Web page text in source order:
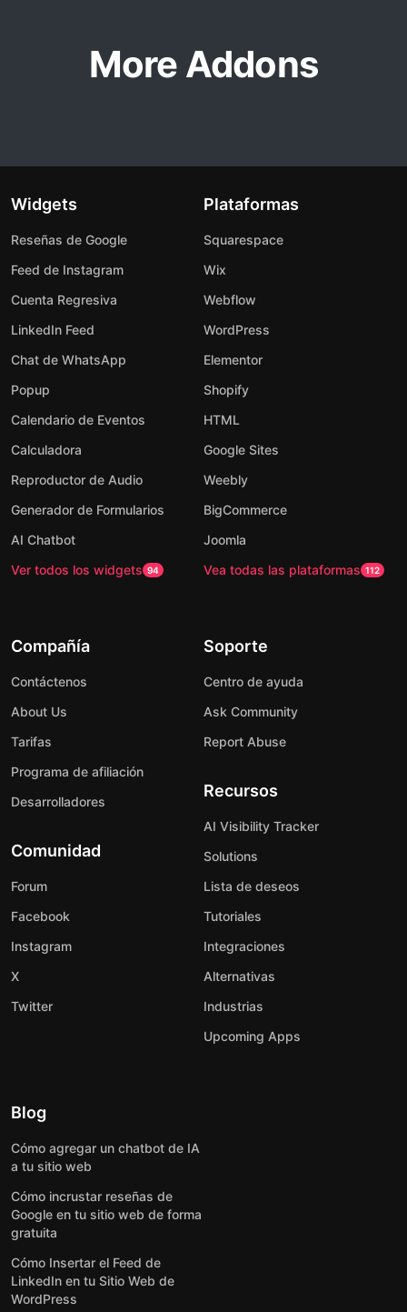
More Addons
Widgets
Reseñas de Google
Feed de Instagram
Cuenta Regresiva
LinkedIn Feed
Chat de WhatsApp
Popup
Calendario de Eventos
Calculadora
Reproductor de Audio
Generador de Formularios
AI Chatbot
Ver todos los widgets 94
Plataformas
Squarespace
Wix
Webflow
WordPress
Elementor
Shopify
HTML
Google Sites
Weebly
BigCommerce
Joomla
Vea todas las plataformas 112
Compañía
Contáctenos
About Us
Tarifas
Programa de afiliación
Desarrolladores
Comunidad
Forum
Facebook
Instagram
X
Twitter
Soporte
Centro de ayuda
Ask Community
Report Abuse
Recursos
AI Visibility Tracker
Solutions
Lista de deseos
Tutoriales
Integraciones
Alternativas
Industrias
Upcoming Apps
Blog
Cómo agregar un chatbot de IA
a tu sitio web
Cómo incrustar reseñas de
Google en tu sitio web de forma
gratuita
Cómo Insertar el Feed de
LinkedIn en tu Sitio Web de
WordPress